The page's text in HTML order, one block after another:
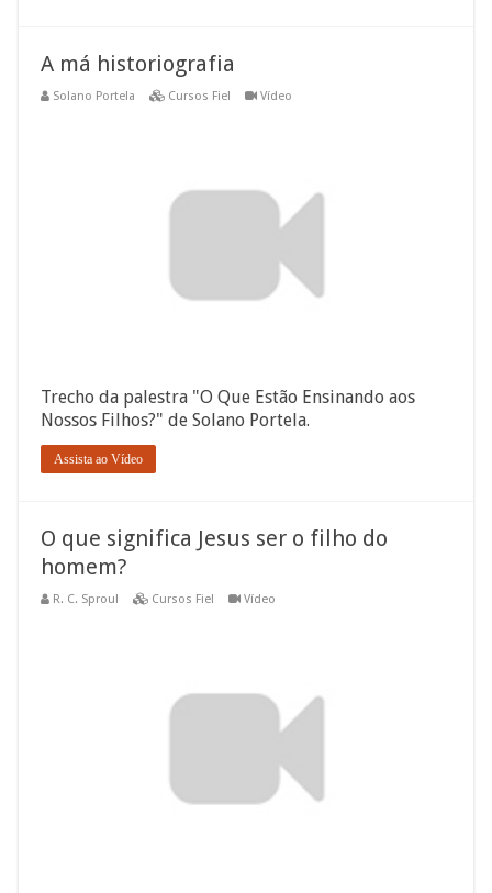
A má historiografia
Solano Portela Cursos Fiel Vídeo
Trecho da palestra "O Que Estão Ensinando aos
Nossos Filhos?" de Solano Portela.
Assista ao Vídeo
O que significa Jesus ser o filho do
homem?
R. C. Sproul Cursos Fiel Vídeo